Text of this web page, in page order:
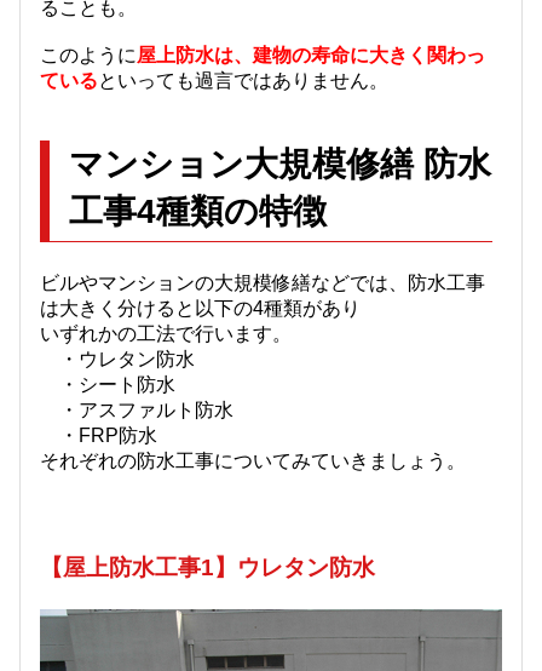
ることも。
このように屋上防水は、建物の寿命に大きく関わっ
ているといっても過言ではありません。
マンション大規模修繕 防水
工事4種類の特徴
ビルやマンションの大規模修繕などでは、防水工事
は大きく分けると以下の4種類があり
いずれかの工法で行います。
・ウレタン防水
・シート防水
・アスファルト防水
・FRP防水
それぞれの防水工事についてみていきましょう。
【屋上防水工事1】ウレタン防水